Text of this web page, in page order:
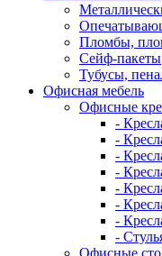
Пломбы,
Сейф-пакеты
Тубусы,
Офисная мебель
Офисные
-
-
-
-
-
-
-
-
Офисные